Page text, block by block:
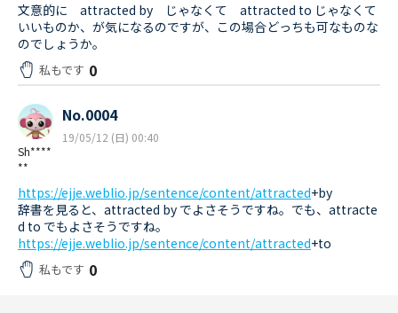
文意的に attracted by じゃなくて attracted to じゃなくて
いいものか、が気になるのですが、この場合どっちも可なものな
のでしょうか。
私もです 0
Sh****
**
No.0004
19/05/12 (日) 00:40
https://ejje.weblio.jp/sentence/content/attracted+by
辞書を見ると、attracted by でよさそうですね。でも、attracte
d to でもよさそうですね。
https://ejje.weblio.jp/sentence/content/attracted+to
私もです 0